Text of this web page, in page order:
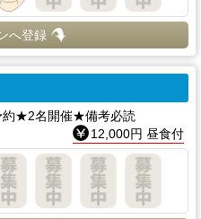
へ登録
約★2名開催★備考必読
12,000円 昼食付